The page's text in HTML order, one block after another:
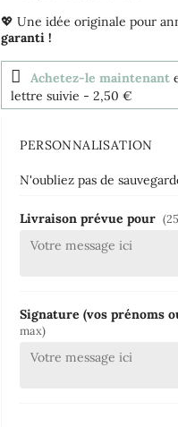
💖 Une idée originale pour
garanti !
Achetez-le maintenant
lettre suivie - 2,50 €
PERSONNALISATION
N'oubliez pas de
Livraison prévue pour
Signature (vos prénoms
max)